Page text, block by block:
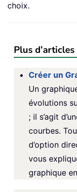
choix.
Plus d’articles
Créer un
Un
évolutions
; il s’agit
courbes.
d’option
vous
graphique